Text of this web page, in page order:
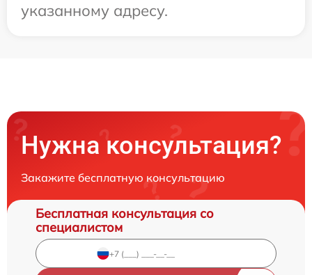
указанному адресу.
Нужна консультация?
Закажите бесплатную консультацию
Бесплатная консультация со
специалистом